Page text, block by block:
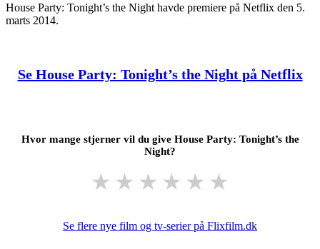
House Party: Tonight’s the Night havde premiere på Netflix den 5.
marts 2014.
Se House Party: Tonight’s the Night på Netflix
Hvor mange stjerner vil du give House Party: Tonight’s the
Night?
★ ★ ★ ★ ★ ★
Se flere nye film og tv-serier på Flixfilm.dk